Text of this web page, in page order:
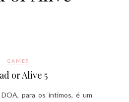
GAMES
or Alive 5
para os íntimos, é um